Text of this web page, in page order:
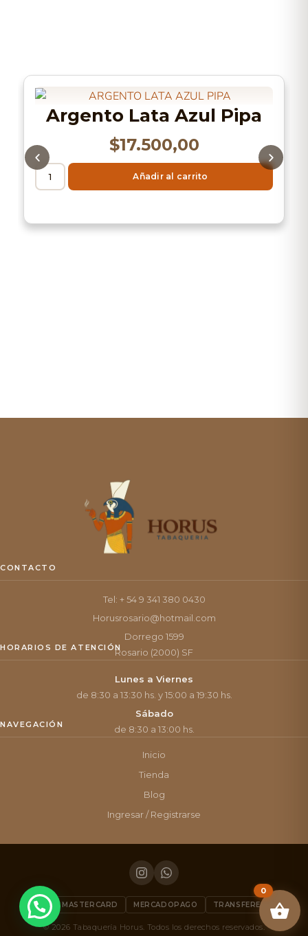
Argento Lata Azul Pipa
$17.500,00
Añadir al carrito
CONTACTO
Tel: + 54 9 341 380 0430
Horusrosario@hotmail.com
Dorrego 1599
Rosario (2000) SF
HORARIOS DE ATENCIÓN
Lunes a Viernes
de 8:30 a 13:30 hs. y 15:00 a 19:30 hs.
Sábado
de 8:30 a 13:00 hs.
NAVEGACIÓN
Inicio
Tienda
Blog
Ingresar / Registrarse
VISA MASTERCARD MERCADOPAGO TRANSFERENCIA
© 2026 Tabaquería Horus. Todos los derechos reservados.
0